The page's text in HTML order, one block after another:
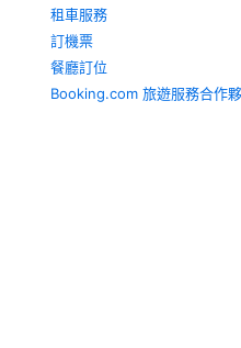
租車服務
訂機票
餐廳訂位
Booking.com 旅遊服務合作